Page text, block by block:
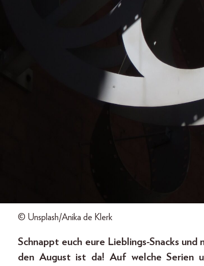
© Unsplash/Anika de Klerk
Schnappt euch eure Lieblings-Snacks
den August ist da! Auf welche Serien